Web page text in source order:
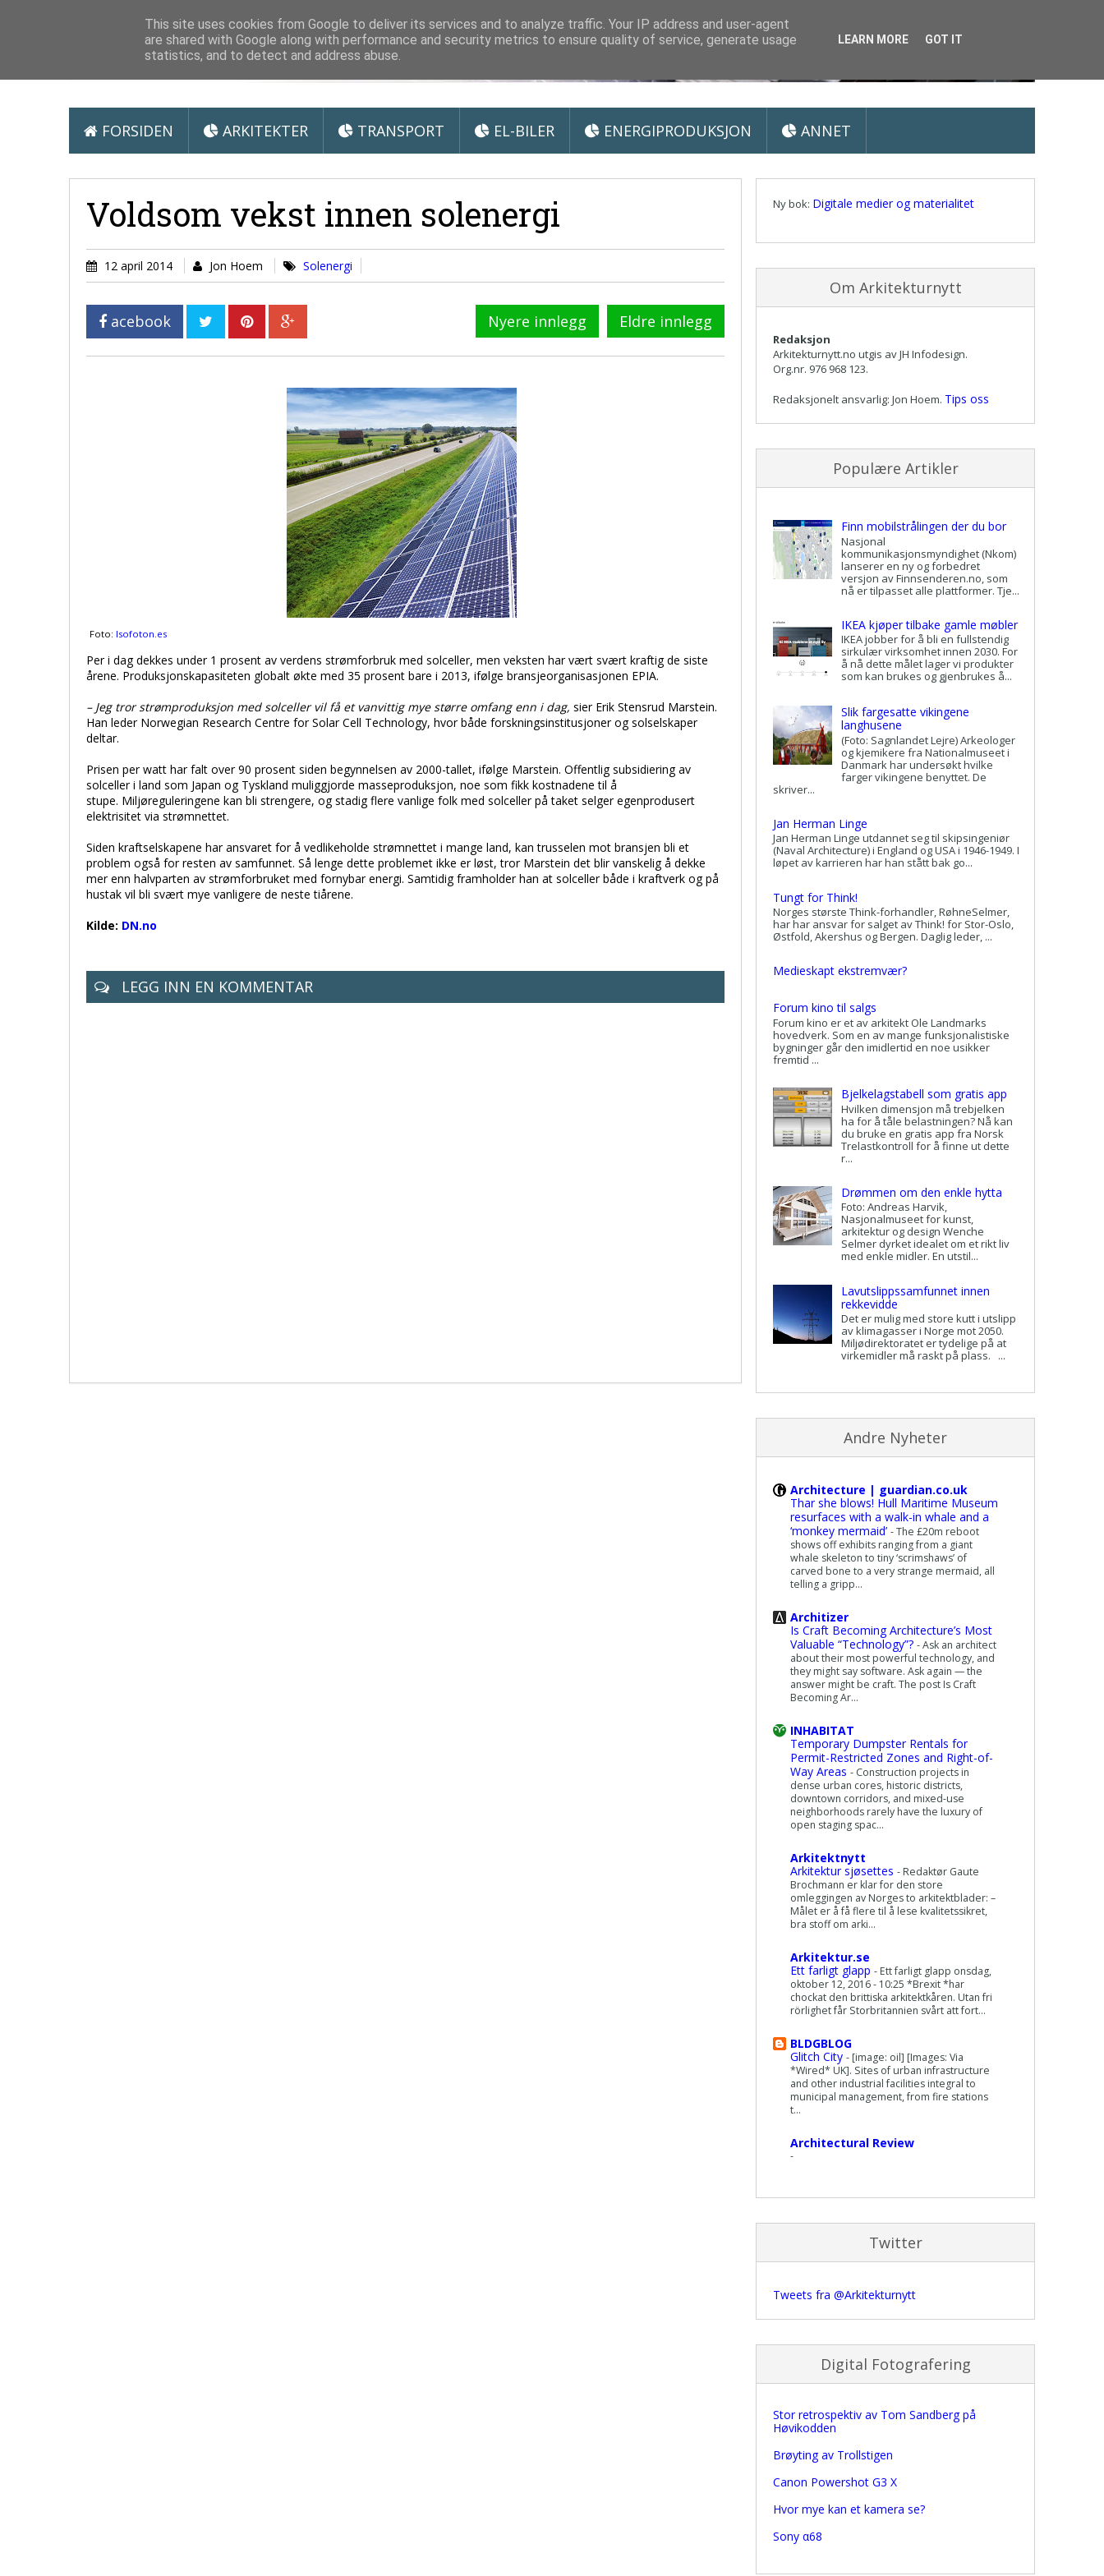
Arkitektur & Miljøteknologi
FORSIDEN ARKITEKTER TRANSPORT EL-BILER ENERGIPRODUKSJON ANNET
Voldsom vekst innen solenergi
12 april 2014 Jon Hoem Solenergi
acebook Nyere innlegg Eldre innlegg
Foto: Isofoton.es
Per i dag dekkes under 1 prosent av verdens strømforbruk med solceller, men veksten har vært svært kraftig de siste
årene. Produksjonskapasiteten globalt økte med 35 prosent bare i 2013, ifølge bransjeorganisasjonen EPIA.
– Jeg tror strømproduksjon med solceller vil få et vanvittig mye større omfang enn i dag, sier Erik Stensrud Marstein.
Han leder Norwegian Research Centre for Solar Cell Technology, hvor både forskningsinstitusjoner og solselskaper
deltar.
Prisen per watt har falt over 90 prosent siden begynnelsen av 2000-tallet, ifølge Marstein. Offentlig subsidiering av
solceller i land som Japan og Tyskland muliggjorde masseproduksjon, noe som fikk kostnadene til å
stupe. Miljøreguleringene kan bli strengere, og stadig flere vanlige folk med solceller på taket selger egenprodusert
elektrisitet via strømnettet.
Siden kraftselskapene har ansvaret for å vedlikeholde strømnettet i mange land, kan trusselen mot bransjen bli et
problem også for resten av samfunnet. Så lenge dette problemet ikke er løst, tror Marstein det blir vanskelig å dekke
mer enn halvparten av strømforbruket med fornybar energi. Samtidig framholder han at solceller både i kraftverk og på
hustak vil bli svært mye vanligere de neste tiårene.
Kilde: DN.no
LEGG INN EN KOMMENTAR
Ny bok: Digitale medier og materialitet
Om Arkitekturnytt
Redaksjon
Arkitekturnytt.no utgis av JH Infodesign.
Org.nr. 976 968 123.
Redaksjonelt ansvarlig: Jon Hoem. Tips oss
Populære Artikler
Finn mobilstrålingen der du bor
Nasjonal
kommunikasjonsmyndighet (Nkom)
lanserer en ny og forbedret
versjon av Finnsenderen.no, som
nå er tilpasset alle plattformer. Tje...
IKEA kjøper tilbake gamle møbler
IKEA jobber for å bli en fullstendig
sirkulær virksomhet innen 2030. For
å nå dette målet lager vi produkter
som kan brukes og gjenbrukes å...
Slik fargesatte vikingene
langhusene
(Foto: Sagnlandet Lejre) Arkeologer
og kjemikere fra Nationalmuseet i
Danmark har undersøkt hvilke
farger vikingene benyttet. De
skriver...
Jan Herman Linge
Jan Herman Linge utdannet seg til skipsingeniør
(Naval Architecture) i England og USA i 1946-1949. I
løpet av karrieren har han stått bak go...
Tungt for Think!
Norges største Think-forhandler, RøhneSelmer,
har har ansvar for salget av Think! for Stor-Oslo,
Østfold, Akershus og Bergen. Daglig leder, ...
Medieskapt ekstremvær?
Forum kino til salgs
Forum kino er et av arkitekt Ole Landmarks
hovedverk. Som en av mange funksjonalistiske
bygninger går den imidlertid en noe usikker
fremtid ...
Bjelkelagstabell som gratis app
Hvilken dimensjon må trebjelken
ha for å tåle belastningen? Nå kan
du bruke en gratis app fra Norsk
Trelastkontroll for å finne ut dette
r...
Drømmen om den enkle hytta
Foto: Andreas Harvik,
Nasjonalmuseet for kunst,
arkitektur og design Wenche
Selmer dyrket idealet om et rikt liv
med enkle midler. En utstil...
Lavutslippssamfunnet innen
rekkevidde
Det er mulig med store kutt i utslipp
av klimagasser i Norge mot 2050.
Miljødirektoratet er tydelige på at
virkemidler må raskt på plass. ...
Andre Nyheter
Architecture | guardian.co.uk
Thar she blows! Hull Maritime Museum
resurfaces with a walk-in whale and a
‘monkey mermaid’ -The £20m reboot
shows off exhibits ranging from a giant
whale skeleton to tiny ‘scrimshaws’ of
carved bone to a very strange mermaid, all
telling a gripp...
Architizer
Is Craft Becoming Architecture’s Most
Valuable “Technology”? -Ask an architect
about their most powerful technology, and
they might say software. Ask again — the
answer might be craft. The post Is Craft
Becoming Ar...
INHABITAT
Temporary Dumpster Rentals for
Permit-Restricted Zones and Right-of-
Way Areas - Construction projects in
dense urban cores, historic districts,
downtown corridors, and mixed-use
neighborhoods rarely have the luxury of
open staging spac...
Arkitektnytt
Arkitektur sjøsettes - Redaktør Gaute
Brochmann er klar for den store
omleggingen av Norges to arkitektblader: –
Målet er å få flere til å lese kvalitetssikret,
bra stoff om arki...
Arkitektur.se
Ett farligt glapp - Ett farligt glapp onsdag,
oktober 12, 2016 - 10:25 *Brexit *har
chockat den brittiska arkitektkåren. Utan fri
rörlighet får Storbritannien svårt att fort...
BLDGBLOG
Glitch City - [image: oil] [Images: Via
*Wired* UK]. Sites of urban infrastructure
and other industrial facilities integral to
municipal management, from fire stations
t...
Architectural Review
-
Twitter
Tweets fra @Arkitekturnytt
Digital Fotografering
Stor retrospektiv av Tom Sandberg på
Høvikodden
Brøyting av Trollstigen
Canon Powershot G3 X
Hvor mye kan et kamera se?
Sony α68
This site uses cookies from Google to deliver its services and to analyze traffic. Your IP address and user-agent
are shared with Google along with performance and security metrics to ensure quality of service, generate usage
statistics, and to detect and address abuse.
LEARN MORE GOT IT